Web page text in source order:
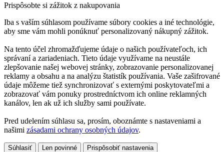
Prispôsobte si zážitok z nakupovania
Iba s vaším súhlasom používame súbory cookies a iné technológie,
aby sme vám mohli ponúknuť personalizovaný nákupný zážitok.
Na tento účel zhromažďujeme údaje o našich používateľoch, ich
správaní a zariadeniach. Tieto údaje využívame na neustále
zlepšovanie našej webovej stránky, zobrazovanie personalizovanej
reklamy a obsahu a na analýzu štatistík používania. Vaše zašifrované
údaje môžeme tiež synchronizovať s externými poskytovateľmi a
zobrazovať vám ponuky prostredníctvom ich online reklamných
kanálov, len ak už ich služby sami používate.
Pred udelením súhlasu sa, prosím, oboznámte s nastaveniami a
našimi zásadami ochrany osobných údajov.
Súhlasiť Len povinné Prispôsobiť nastavenia